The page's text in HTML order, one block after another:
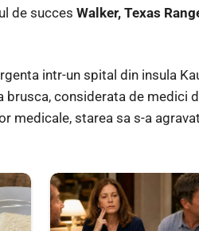
de succes Walker, Texas
intr-un spital din insula
considerata de medici
medicale, starea sa s-a